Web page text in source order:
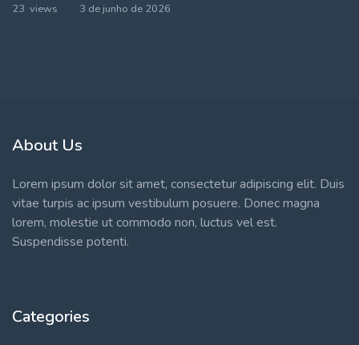
23 views
3 de junho de 2026
About Us
Lorem ipsum dolor sit amet, consectetur adipiscing elit. Duis
vitae turpis ac ipsum vestibulum posuere. Donec magna
lorem, molestie ut commodo non, luctus vel est.
Suspendisse potenti.
Categories